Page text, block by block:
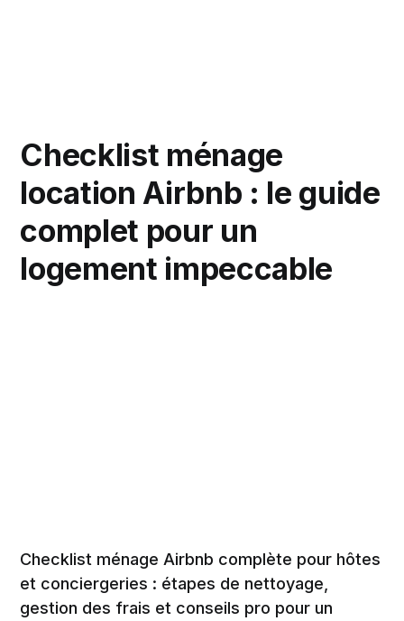
Checklist ménage
location Airbnb : le guide
complet pour un
logement impeccable
Checklist ménage Airbnb complète pour hôtes
et conciergeries : étapes de nettoyage,
gestion des frais et conseils pro pour un